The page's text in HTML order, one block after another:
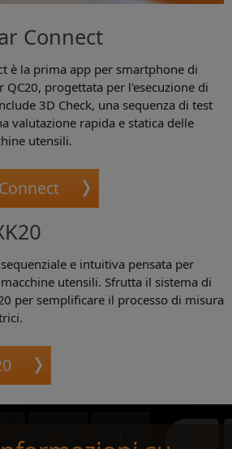
Connect
è la prima app per smartphone di
QC20, progettata per l'esecuzione di
3D Check, una sequenza di test
valutazione rapida e statica delle
utensili.
sequenziale e intuitiva pensata per
utensili. Sfrutta il sistema di
per semplificare il processo di misura